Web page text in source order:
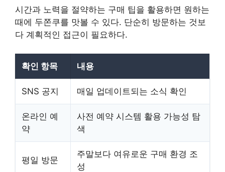
시간과 노력을 절약하는 구매 팁을 활용하면 원하는
때에 두쫀쿠를 맛볼 수 있다. 단순히 방문하는 것보
다 계획적인 접근이 필요하다.
확인 항목 내용
SNS 공지 매일 업데이트되는 소식 확인
온라인 예
약
사전 예약 시스템 활용 가능성 탐
색
평일 방문
주말보다 여유로운 구매 환경 조
성